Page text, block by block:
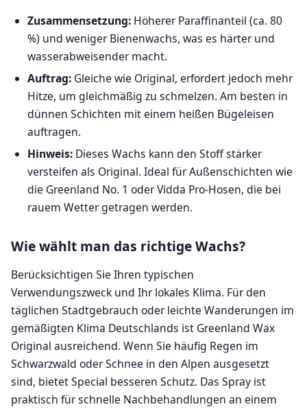
Zusammensetzung: Höherer Paraffinanteil (ca. 80
%) und weniger Bienenwachs, was es härter und
wasserabweisender macht.
Auftrag: Gleiche wie Original, erfordert jedoch mehr
Hitze, um gleichmäßig zu schmelzen. Am besten in
dünnen Schichten mit einem heißen Bügeleisen
auftragen.
Hinweis: Dieses Wachs kann den Stoff stärker
versteifen als Original. Ideal für Außenschichten wie
die Greenland No. 1 oder Vidda Pro-Hosen, die bei
rauem Wetter getragen werden.
Wie wählt man das richtige Wachs?
Berücksichtigen Sie Ihren typischen
Verwendungszweck und Ihr lokales Klima. Für den
täglichen Stadtgebrauch oder leichte Wanderungen im
gemäßigten Klima Deutschlands ist Greenland Wax
Original ausreichend. Wenn Sie häufig Regen im
Schwarzwald oder Schnee in den Alpen ausgesetzt
sind, bietet Special besseren Schutz. Das Spray ist
praktisch für schnelle Nachbehandlungen an einem